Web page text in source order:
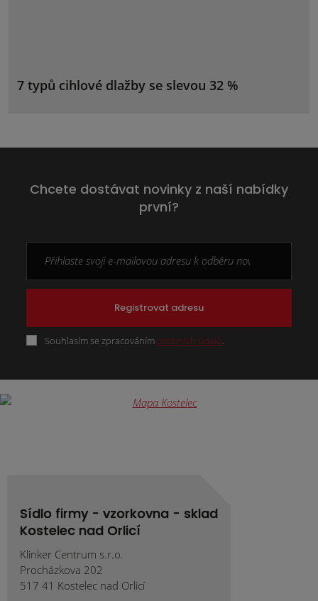
7 typů cihlové dlažby se slevou 32 %
Chcete dostávat novinky z naší nabídky
první?
Registrovat adresu
Souhlasím se zpracováním osobních údajů.
Sídlo firmy - vzorkovna - sklad
Kostelec nad Orlicí
Klinker Centrum s.r.o.
Procházkova 202
517 41 Kostelec nad Orlicí